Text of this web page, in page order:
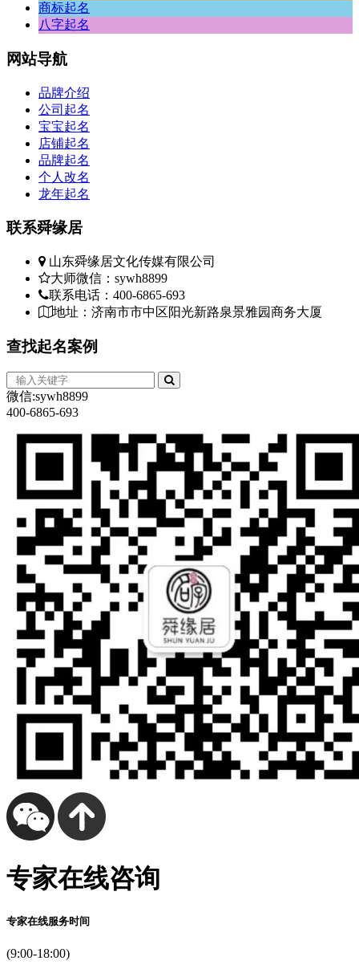
商标起名
八字起名
网站导航
品牌介绍
公司起名
宝宝起名
店铺起名
品牌起名
个人改名
龙年起名
联系舜缘居
山东舜缘居文化传媒有限公司
大师微信：sywh8899
联系电话：400-6865-693
地址：济南市市中区阳光新路泉景雅园商务大厦
查找起名案例
微信:sywh8899
400-6865-693
专家在线咨询
专家在线服务时间
(9:00-18:00)